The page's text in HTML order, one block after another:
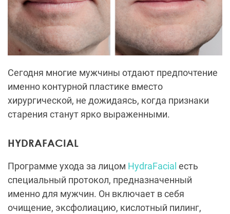
Сегодня многие мужчины отдают предпочтение
именно контурной пластике вместо
хирургической, не дожидаясь, когда признаки
старения станут ярко выраженными.
HYDRAFACIAL
Программе ухода за лицом HydraFacial есть
специальный протокол, предназначенный
именно для мужчин. Он включает в себя
очищение, эксфолиацию, кислотный пилинг,